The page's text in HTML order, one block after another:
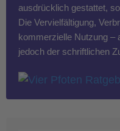
ausdrücklich gestattet,
Die Vervielfältigung,
kommerzielle Nutzung –
jedoch der schriftlichen